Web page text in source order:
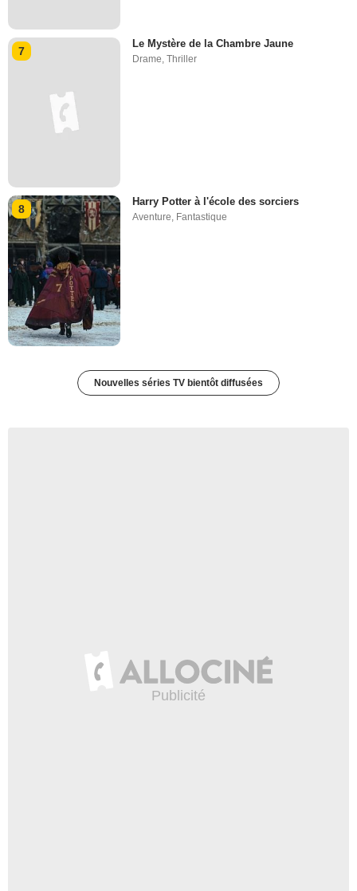
7
Le Mystère de la Chambre Jaune
Drame,Thriller
8
Harry Potter à l'école des sorciers
Aventure, Fantastique
Nouvelles séries TV bientôt diffusées